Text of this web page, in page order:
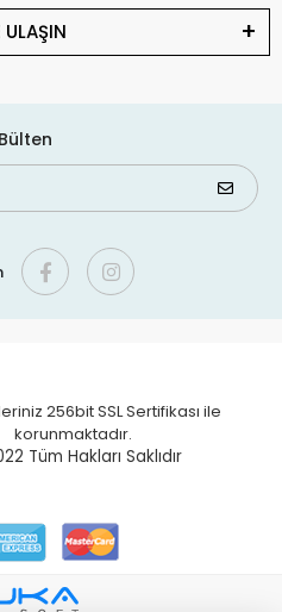
ULAŞIN
256bit SSL Sertifikası ile
korunmaktadır.
Tüm Hakları Saklıdır